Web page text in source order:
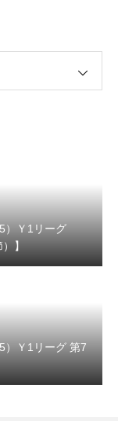
）Ｙ1リーグ
】
）Ｙ1リーグ 第7